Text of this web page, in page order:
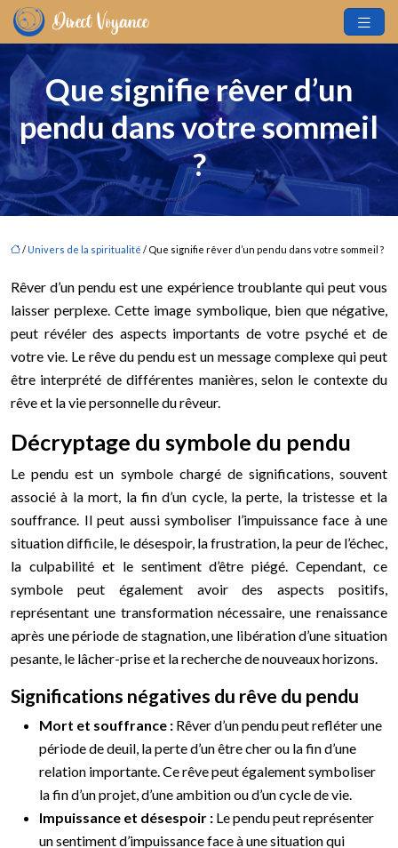
Que signifie rêver d’un
pendu dans votre sommeil
?
/ Univers de la spiritualité / Que signifie rêver d’un pendu dans votre sommeil ?
Rêver d’un pendu est une expérience troublante qui peut vous
laisser perplexe. Cette image symbolique, bien que négative,
peut révéler des aspects importants de votre psyché et de
votre vie. Le rêve du pendu est un message complexe qui peut
être interprété de différentes manières, selon le contexte du
rêve et la vie personnelle du rêveur.
Décryptage du symbole du pendu
Le pendu est un symbole chargé de significations, souvent
associé à la mort, la fin d’un cycle, la perte, la tristesse et la
souffrance. Il peut aussi symboliser l’impuissance face à une
situation difficile, le désespoir, la frustration, la peur de l’échec,
la culpabilité et le sentiment d’être piégé. Cependant, ce
symbole peut également avoir des aspects positifs,
représentant une transformation nécessaire, une renaissance
après une période de stagnation, une libération d’une situation
pesante, le lâcher-prise et la recherche de nouveaux horizons.
Significations négatives du rêve du pendu
Mort et souffrance : Rêver d’un pendu peut refléter une
période de deuil, la perte d’un être cher ou la fin d’une
relation importante. Ce rêve peut également symboliser
la fin d’un projet, d’une ambition ou d’un cycle de vie.
Impuissance et désespoir : Le pendu peut représenter
un sentiment d’impuissance face à une situation qui